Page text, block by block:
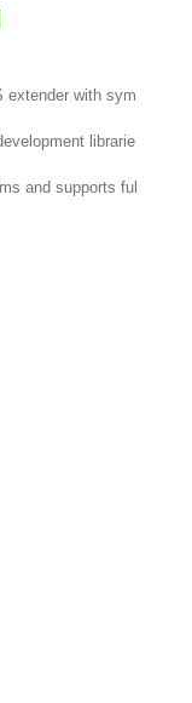
extender with sym
librarie
and supports ful